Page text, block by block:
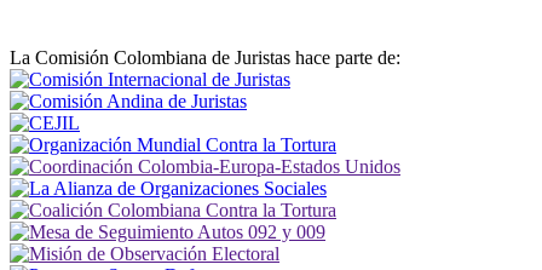
La Comisión Colombiana de Juristas hace parte de: